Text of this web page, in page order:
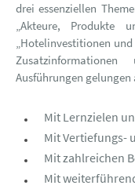
drei essenziellen
„Akteure, Produkte
„Hotelinvestitionen
Ausführungen gelungen
Mit Lernzielen
Mit Vertiefungs-
Mit zahlreichen
Mit